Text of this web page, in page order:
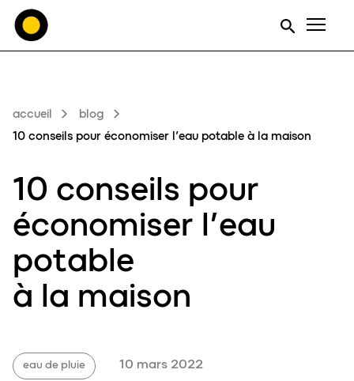
accueil
blog
10 conseils pour économiser l’eau potable à la maison
10 conseils pour
économiser l’eau
potable
à la maison
eau de pluie 10 mars 2022